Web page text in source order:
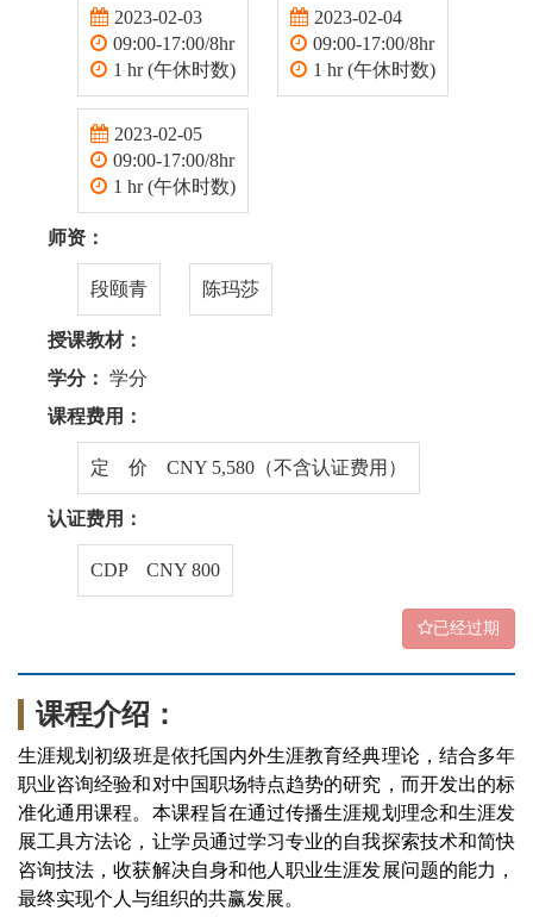
2023-02-03
09:00-17:00/8hr
1 hr (午休时数)
2023-02-04
09:00-17:00/8hr
1 hr (午休时数)
2023-02-05
09:00-17:00/8hr
1 hr (午休时数)
师资：
段颐青 陈玛莎
授课教材：
学分： 学分
课程费用：
定 价 CNY 5,580（不含认证费用）
认证费用：
CDP CNY 800
已经过期
课程介绍：
生涯规划初级班是依托国内外生涯教育经典理论，结合多年
职业咨询经验和对中国职场特点趋势的研究，而开发出的标
准化通用课程。本课程旨在通过传播生涯规划理念和生涯发
展工具方法论，让学员通过学习专业的自我探索技术和简快
咨询技法，收获解决自身和他人职业生涯发展问题的能力，
最终实现个人与组织的共赢发展。